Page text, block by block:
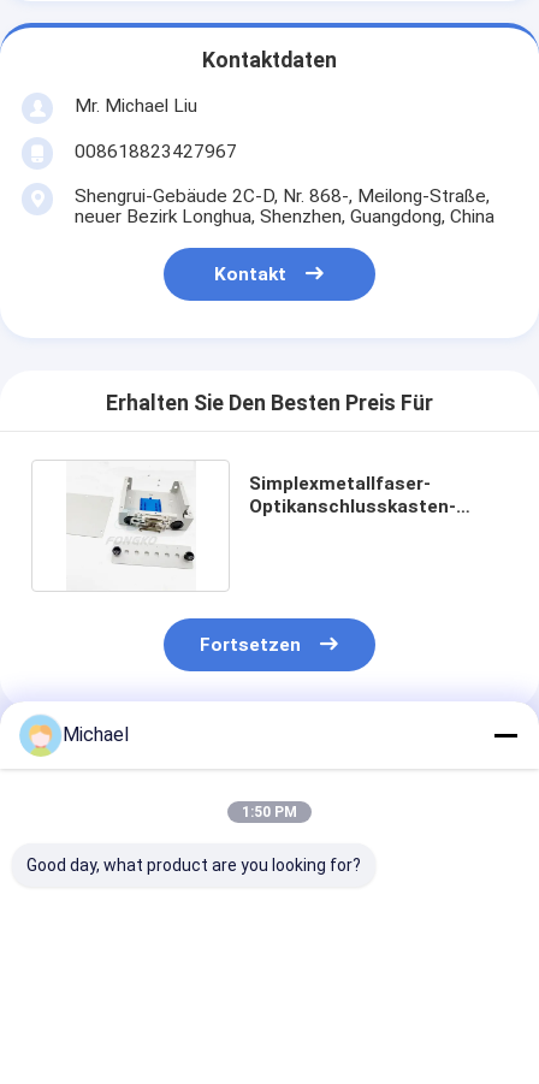
Kontaktdaten
Mr. Michael Liu
008618823427967
Shengrui-Gebäude 2C-D, Nr. 868-, Meilong-Straße,
neuer Bezirk Longhua, Shenzhen, Guangdong, China
Kontakt
Erhalten Sie Den Besten Preis Für
Simplexmetallfaser-
Optikanschlusskasten-
Fortsetzen
Empfohlene Produkte
Michael
1:50 PM
Good day, what product are you looking for?